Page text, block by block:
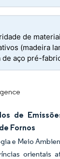
de
(madeira
aço pré-
de
Fornos
e Meio
orientais